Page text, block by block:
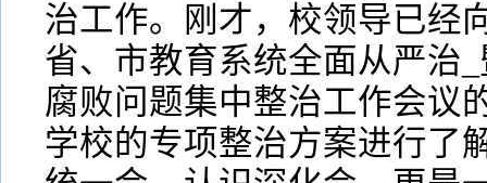
治工作。刚才，校领导已经
省、市教育系统全面从严治
腐败问题集中整治工作会议
学校的专项整治方案进行了